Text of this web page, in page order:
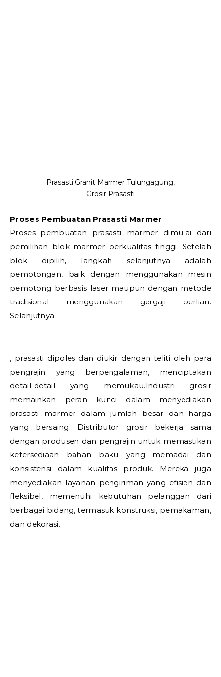
Prasasti Granit Marmer Tulungagung,
Grosir Prasasti
Proses Pembuatan Prasasti Marmer
Proses pembuatan prasasti marmer dimulai dari
pemilihan blok marmer berkualitas tinggi. Setelah
blok dipilih, langkah selanjutnya adalah
pemotongan, baik dengan menggunakan mesin
pemotong berbasis laser maupun dengan metode
tradisional menggunakan gergaji berlian.
Selanjutnya
, prasasti dipoles dan diukir dengan teliti oleh para
pengrajin yang berpengalaman, menciptakan
detail-detail yang memukau.Industri grosir
memainkan peran kunci dalam menyediakan
prasasti marmer dalam jumlah besar dan harga
yang bersaing. Distributor grosir bekerja sama
dengan produsen dan pengrajin untuk memastikan
ketersediaan bahan baku yang memadai dan
konsistensi dalam kualitas produk. Mereka juga
menyediakan layanan pengiriman yang efisien dan
fleksibel, memenuhi kebutuhan pelanggan dari
berbagai bidang, termasuk konstruksi, pemakaman,
dan dekorasi.